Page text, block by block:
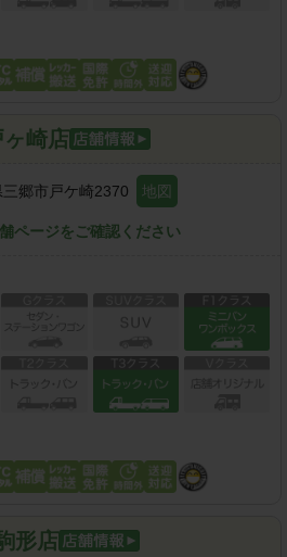
崎店
郷市戸ケ崎2370 地図
舗ページをご確認ください
形店